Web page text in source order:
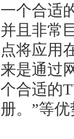
一个合适
并且非常
点将应用
来是通过
个合适的
册。”等优